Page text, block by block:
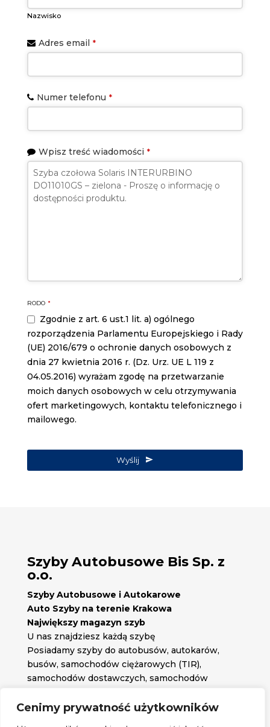
Cenimy prywatność użytkowników
Nazwisko
Adres email *
Numer telefonu *
Wpisz treść wiadomości *
RODO *
Zgodnie z art. 6 ust.1 lit. a) ogólnego
rozporządzenia Parlamentu Europejskiego i Rady
(UE) 2016/679 o ochronie danych osobowych z
dnia 27 kwietnia 2016 r. (Dz. Urz. UE L 119 z
04.05.2016) wyrażam zgodę na przetwarzanie
moich danych osobowych w celu otrzymywania
ofert marketingowych, kontaktu telefonicznego i
mailowego.
Wyślij
Szyby Autobusowe Bis Sp. z
o.o.
Szyby Autobusowe i Autokarowe
Auto Szyby na terenie Krakowa
Największy magazyn szyb
U nas znajdziesz każdą szybę
Posiadamy szyby do autobusów, autokarów,
busów, samochodów ciężarowych (TIR),
samochodów dostawczych, samochodów
potrzebujesz.
Znajdź nas na: